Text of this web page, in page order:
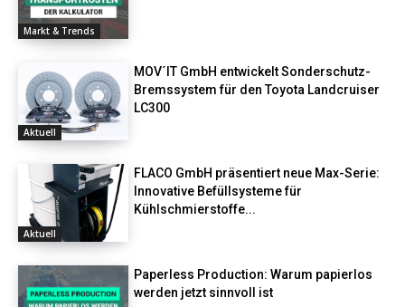
Markt & Trends
Aktuell
MOV´IT GmbH entwickelt Sonderschutz-
Bremssystem für den Toyota Landcruiser
LC300
Aktuell
FLACO GmbH präsentiert neue Max-Serie:
Innovative Befüllsysteme für
Kühlschmierstoffe...
Paperless Production: Warum papierlos
werden jetzt sinnvoll ist